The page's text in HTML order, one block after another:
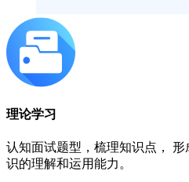
理论学习
认知面试题型，梳理知识点，
识的理解和运用能力。